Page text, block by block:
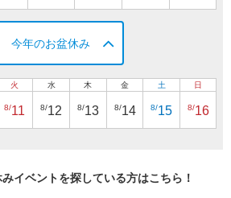
今年のお盆休み
火
8/11
水
8/12
木
8/13
金
8/14
土
8/15
日
8/16
イベントを探している方はこちら！